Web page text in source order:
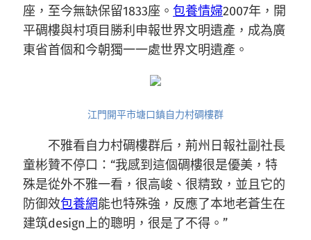
座，至今無缺保留1833座。 包養情婦2007年，開
平碉樓與村項目勝利申報世界文明遺產，成為廣
東省首個和今朝獨一一處世界文明遺產。
江門開平市塘口鎮自力村碉樓群
不雅看自力村碉樓群后，荊州日報社副社長
童彬贊不停口：“我感到這個碉樓很是優美，特
殊是從外不雅一看，很高峻、很精致，並且它的
防御效包養網能也特殊強，反應了本地老蒼生在
建筑design上的聰明，很是了不得。”